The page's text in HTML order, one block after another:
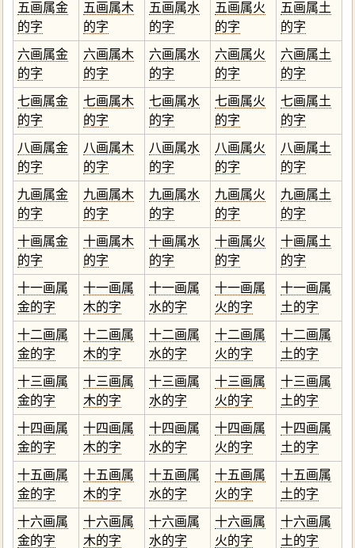
五画属金
的字
五画属木
的字
五画属水
的字
五画属火
的字
五画属土
的字
六画属金
的字
六画属木
的字
六画属水
的字
六画属火
的字
六画属土
的字
七画属金
的字
七画属木
的字
七画属水
的字
七画属火
的字
七画属土
的字
八画属金
的字
八画属木
的字
八画属水
的字
八画属火
的字
八画属土
的字
九画属金
的字
九画属木
的字
九画属水
的字
九画属火
的字
九画属土
的字
十画属金
的字
十画属木
的字
十画属水
的字
十画属火
的字
十画属土
的字
十一画属
金的字
十一画属
木的字
十一画属
水的字
十一画属
火的字
十一画属
土的字
十二画属
金的字
十二画属
木的字
十二画属
水的字
十二画属
火的字
十二画属
土的字
十三画属
金的字
十三画属
木的字
十三画属
水的字
十三画属
火的字
十三画属
土的字
十四画属
金的字
十四画属
木的字
十四画属
水的字
十四画属
火的字
十四画属
土的字
十五画属
金的字
十五画属
木的字
十五画属
水的字
十五画属
火的字
十五画属
土的字
十六画属
金的字
十六画属
木的字
十六画属
水的字
十六画属
火的字
十六画属
土的字